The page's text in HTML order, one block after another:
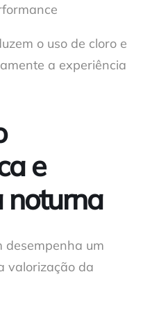
o uso de cloro e
a experiência
e
noturna
desempenha um
valorização da